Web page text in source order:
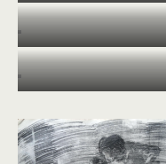
[„eilender strauch“,
[„crossroad“, filzstift]